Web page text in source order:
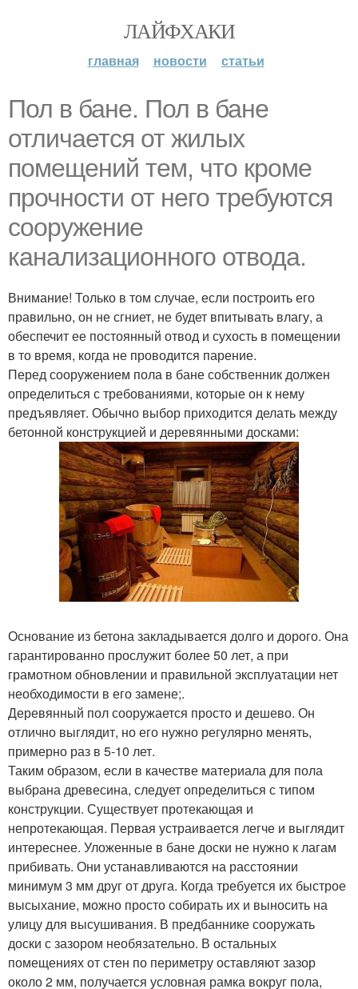
ЛАЙФХАКИ
главная новости статьи
Пол в бане. Пол в бане
отличается от жилых
помещений тем, что кроме
прочности от него требуются
сооружение
канализационного отвода.
Внимание! Только в том случае, если построить его
правильно, он не сгниет, не будет впитывать влагу, а
обеспечит ее постоянный отвод и сухость в помещении
в то время, когда не проводится парение.
Перед сооружением пола в бане собственник должен
определиться с требованиями, которые он к нему
предъявляет. Обычно выбор приходится делать между
бетонной конструкцией и деревянными досками:
Основание из бетона закладывается долго и дорого. Она
гарантированно прослужит более 50 лет, а при
грамотном обновлении и правильной эксплуатации нет
необходимости в его замене;.
Деревянный пол сооружается просто и дешево. Он
отлично выглядит, но его нужно регулярно менять,
примерно раз в 5-10 лет.
Таким образом, если в качестве материала для пола
выбрана древесина, следует определиться с типом
конструкции. Существует протекающая и
непротекающая. Первая устраивается легче и выглядит
интереснее. Уложенные в бане доски не нужно к лагам
прибивать. Они устанавливаются на расстоянии
минимум 3 мм друг от друга. Когда требуется их быстрое
высыхание, можно просто собирать их и выносить на
улицу для высушивания. В предбаннике сооружать
доски с зазором необязательно. В остальных
помещениях от стен по периметру оставляют зазор
около 2 мм, получается условная рамка вокруг пола,